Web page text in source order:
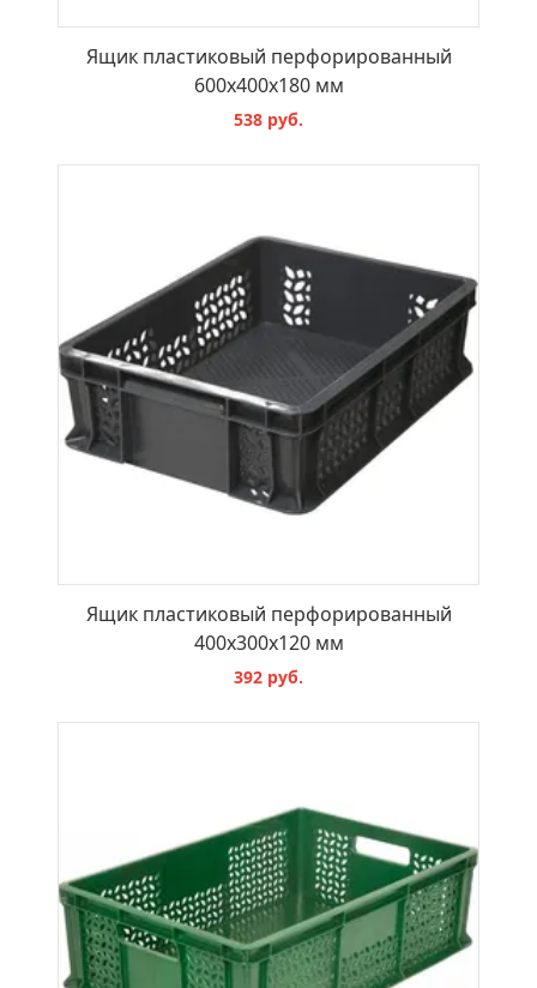
Ящик пластиковый перфорированный
600х400х180 мм
538 руб.
Ящик пластиковый перфорированный
400х300х120 мм
392 руб.